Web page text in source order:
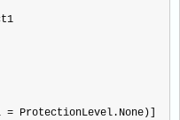
= ProtectionLevel.None)]